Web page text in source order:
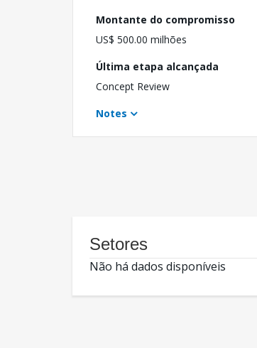
Montante do compromisso
US$ 500.00 milhões
Última etapa alcançada
Concept Review
Notes
Setores
Não há dados disponíveis